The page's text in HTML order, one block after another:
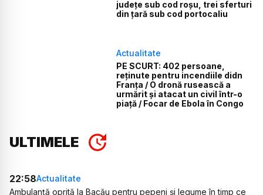
județe sub cod roșu, trei sferturi
din țară sub cod portocaliu
Actualitate
PE SCURT: 402 persoane,
reținute pentru incendiile didn
Franța / O dronă rusească a
urmărit și atacat un civil într-o
piață / Focar de Ebola în Congo
ULTIMELE
22:58Actualitate
Ambulanță oprită la Bacău pentru pepeni și legume în timp ce